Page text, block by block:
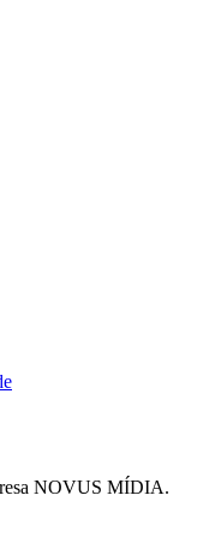
NOVUS MÍDIA.